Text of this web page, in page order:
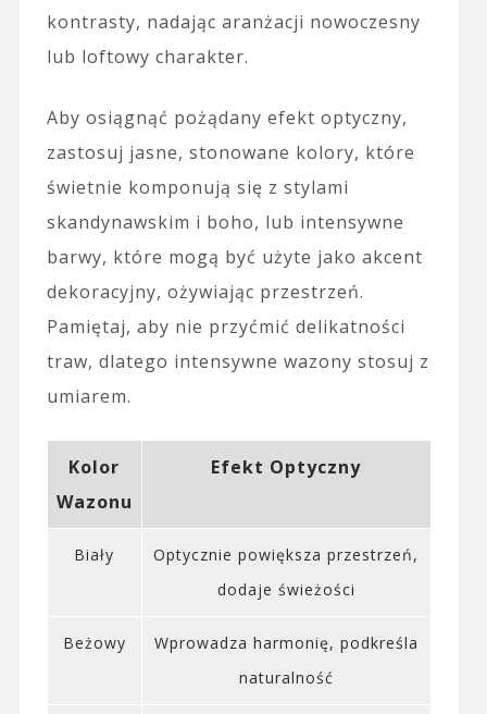
kontrasty, nadając aranżacji nowoczesny
lub loftowy charakter.
Aby osiągnąć pożądany efekt optyczny,
zastosuj jasne, stonowane kolory, które
świetnie komponują się z stylami
skandynawskim i boho, lub intensywne
barwy, które mogą być użyte jako akcent
dekoracyjny, ożywiając przestrzeń.
Pamiętaj, aby nie przyćmić delikatności
traw, dlatego intensywne wazony stosuj z
umiarem.
Kolor
Wazonu
Efekt Optyczny
Biały
Optycznie powiększa przestrzeń,
dodaje świeżości
Beżowy
Wprowadza harmonię, podkreśla
naturalność